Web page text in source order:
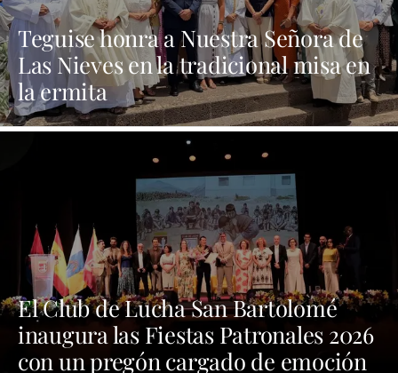
Teguise honra a Nuestra Señora de
Las Nieves en la tradicional misa en
la ermita
El Club de Lucha San Bartolomé
inaugura las Fiestas Patronales 2026
con un pregón cargado de emoción